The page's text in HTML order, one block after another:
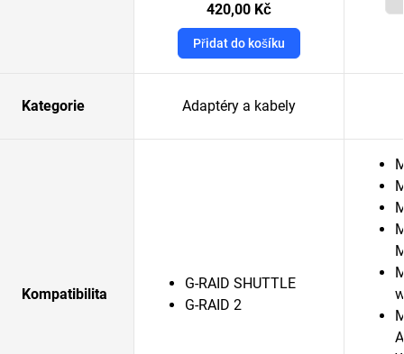
420,00 Kč
Přidat do košíku
Kategorie Adaptéry a kabely
Kompatibilita
G-RAID SHUTTLE
G-RAID 2